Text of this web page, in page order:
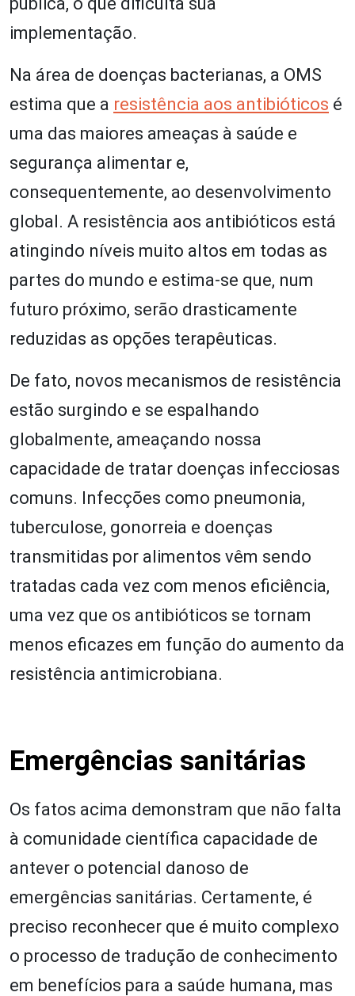
implementação.
Na área de doenças bacterianas, a OMS
estima que a resistência aos antibióticos é
uma das maiores ameaças à saúde e
segurança alimentar e,
consequentemente, ao desenvolvimento
global. A resistência aos antibióticos está
atingindo níveis muito altos em todas as
partes do mundo e estima-se que, num
futuro próximo, serão drasticamente
reduzidas as opções terapêuticas.
De fato, novos mecanismos de resistência
estão surgindo e se espalhando
globalmente, ameaçando nossa
capacidade de tratar doenças infecciosas
comuns. Infecções como pneumonia,
tuberculose, gonorreia e doenças
transmitidas por alimentos vêm sendo
tratadas cada vez com menos eficiência,
uma vez que os antibióticos se tornam
menos eficazes em função do aumento da
resistência antimicrobiana.
Emergências sanitárias
Os fatos acima demonstram que não falta
à comunidade científica capacidade de
antever o potencial danoso de
emergências sanitárias. Certamente, é
preciso reconhecer que é muito complexo
o processo de tradução de conhecimento
em benefícios para a saúde humana, mas